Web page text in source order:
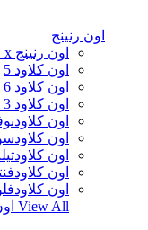
اون رنينج
اون رنينج x لويفي
اون كلاود 5
اون كلاود 6
اون كلاود x 3
اون
اون
اون
اون
اون
View All